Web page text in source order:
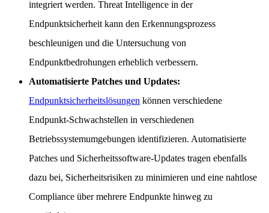
integriert werden. Threat Intelligence in der
Endpunktsicherheit kann den Erkennungsprozess
beschleunigen und die Untersuchung von
Endpunktbedrohungen erheblich verbessern.
Automatisierte Patches und Updates:
Endpunktsicherheitslösungen können verschiedene
Endpunkt-Schwachstellen in verschiedenen
Betriebssystemumgebungen identifizieren. Automatisierte
Patches und Sicherheitssoftware-Updates tragen ebenfalls
dazu bei, Sicherheitsrisiken zu minimieren und eine nahtlose
Compliance über mehrere Endpunkte hinweg zu